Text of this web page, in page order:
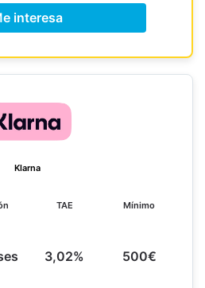
interesa
Klarna
TAE
3,02%
Mínimo
500€